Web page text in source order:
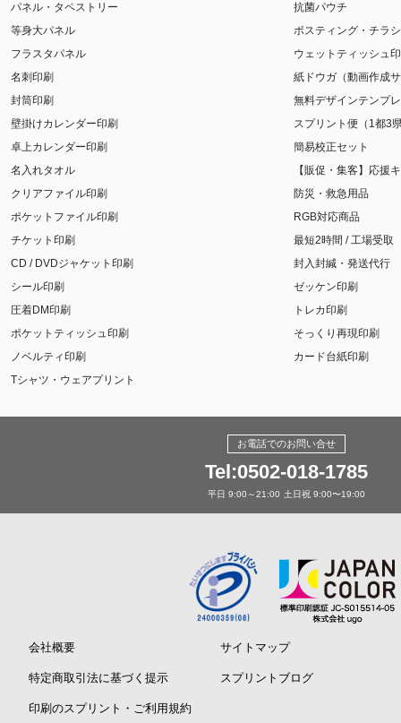
パネル・タペストリー
等身大パネル
フラスタパネル
名刺印刷
封筒印刷
壁掛けカレンダー印刷
卓上カレンダー印刷
名入れタオル
クリアファイル印刷
ポケットファイル印刷
チケット印刷
CD / DVDジャケット印刷
シール印刷
圧着DM印刷
ポケットティッシュ印刷
ノベルティ印刷
Tシャツ・ウェアプリント
抗菌パウチ
ポスティング・チラ
ウェットティッシュ
紙ドウガ（動画作成
無料デザインテンプ
スプリント便（1都3
簡易校正セット
【販促・集客】応援
防災・救急用品
RGB対応商品
最短2時間 / 工場受取
封入封緘・発送代行
ゼッケン印刷
トレカ印刷
そっくり再現印刷
カード台紙印刷
お電話でのお問い合せ
Tel:0502-018-1785
平日 9:00～21:00 土日祝 9:00〜19:00
会社概要
特定商取引法に基づく提示
印刷のスプリント・ご利用規約
サイトマップ
スプリントブログ